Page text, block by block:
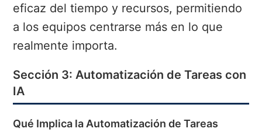
eficaz del tiempo y recursos, permitiendo
a los equipos centrarse más en lo que
realmente importa.
Sección 3: Automatización de Tareas con
IA
Qué Implica la Automatización de Tareas